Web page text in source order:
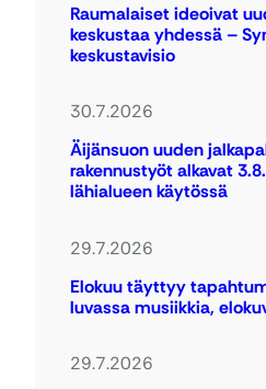
Raumalaiset ideoivat
keskustaa yhdessä –
keskustavisio
30.7.2026
Äijänsuon uuden
rakennustyöt alkavat
lähialueen käytössä
29.7.2026
Elokuu täyttyy
luvassa musiikkia,
29.7.2026